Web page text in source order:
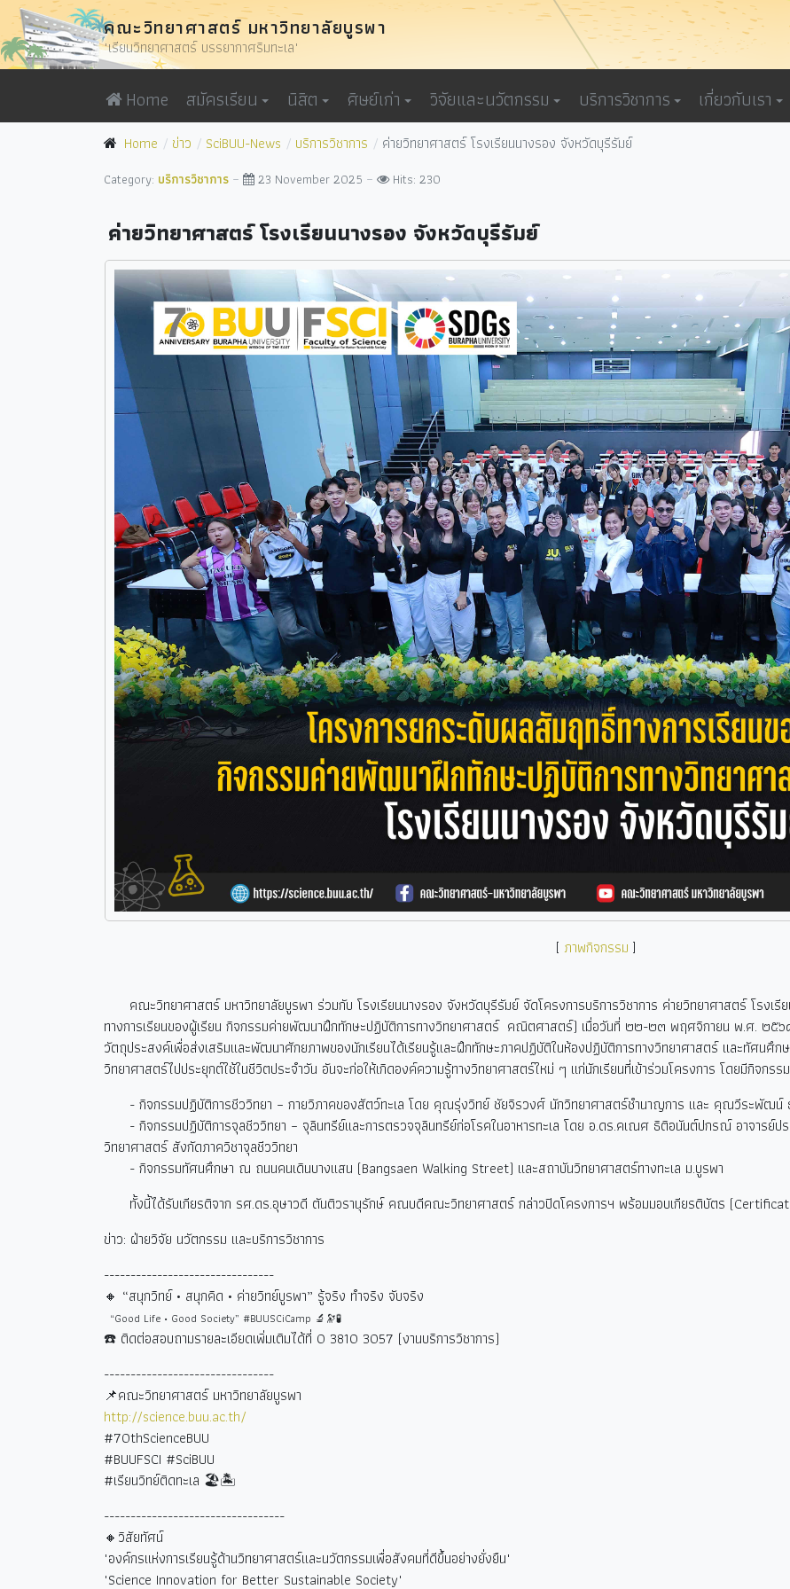
คณะวิทยาศาสตร์ มหาวิทยาลัยบูรพา
"เรียนวิทยาศาสตร์ บรรยากาศริมทะเล"
Home สมัครเรียน นิสิต ศิษย์เก่า วิจัยและนวัตกรรม บริการวิชาการ เกี่ยวกับเรา
Home ข่าว SciBUU-News บริการวิชาการ ค่ายวิทยาศาสตร์ โรงเรียนนางรอง จังหวัดบุรีรัมย์
Category: บริการวิชาการ 23 November 2025 Hits: 230
ค่ายวิทยาศาสตร์ โรงเรียนนางรอง จังหวัดบุรีรัมย์
[ ภาพกิจกรรม ]
คณะวิทยาศาสตร์ มหาวิทยาลัยบูรพา ร่วมกับ โรงเรียนนางรอง จังหวัดบุรีรัมย์ จัดโครงการบริการวิชาการ ค่ายวิทยาศาสตร์ โรงเ
ทางการเรียนของผู้เรียน กิจกรรมค่ายพัฒนาฝึกทักษะปฏิบัติการทางวิทยาศาสตร์ คณิตศาสตร์) เมื่อวันที่ ๒๒-๒๓ พฤศจิกายน พ.ศ. ๒๕
วัตถุประสงค์เพื่อส่งเสริมและพัฒนาศักยภาพของนักเรียนได้เรียนรู้และฝึกทักษะภาคปฏิบัติในห้องปฏิบัติการทางวิทยาศาสตร์ และทัศนศึก
วิทยาศาสตร์ไปประยุกต์ใช้ในชีวิตประจำวัน อันจะก่อให้เกิดองค์ความรู้ทางวิทยาศาสตร์ใหม่ ๆ แก่นักเรียนที่เข้าร่วมโครงการ โดยมีกิจกร
- กิจกรรมปฏิบัติการชีววิทยา – กายวิภาคของสัตว์ทะเล โดย คุณรุ่งวิทย์ ชัยจิรวงศ์ นักวิทยาศาสตร์ชำนาญการ และ คุณวีระพัฒน์
- กิจกรรมปฏิบัติการจุลชีววิทยา – จุลินทรีย์และการตรวจจุลินทรีย์ก่อโรคในอาหารทะเล โดย อ.ดร.คเณศ ธิติอนันต์ปกรณ์ อาจารย์
วิทยาศาสตร์ สังกัดภาควิชาจุลชีววิทยา
- กิจกรรมทัศนศึกษา ณ ถนนคนเดินบางแสน (Bangsaen Walking Street) และสถาบันวิทยาศาสตร์ทางทะเล ม.บูรพา
ทั้งนี้ได้รับเกียรติจาก รศ.ดร.อุษาวดี ตันติวรานุรักษ์ คณบดีคณะวิทยาศาสตร์ กล่าวปิดโครงการฯ พร้อมมอบเกียรติบัตร
ข่าว: ฝ่ายวิจัย นวัตกรรม และบริการวิชาการ
--------------------------------
🔸 “สนุกวิทย์ • สนุกคิด • ค่ายวิทย์บูรพา” รู้จริง ทำจริง จับจริง
“Good Life • Good Society” #BUUSCiCamp 🔬🔭🧪
☎️ ติดต่อสอบถามรายละเอียดเพิ่มเติมได้ที่ 0 3810 3057 (งานบริการวิชาการ)
--------------------------------
📌คณะวิทยาศาสตร์ มหาวิทยาลัยบูรพา
http://science.buu.ac.th/
#70thScienceBUU
#BUUFSCI #SciBUU
#เรียนวิทย์ติดทะเล 🏖🏝
----------------------------------
🔸วิสัยทัศน์
"องค์กรแห่งการเรียนรู้ด้านวิทยาศาสตร์และนวัตกรรมเพื่อสังคมที่ดีขึ้นอย่างยั่งยืน"
"Science Innovation for Better Sustainable Society"